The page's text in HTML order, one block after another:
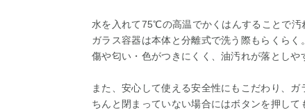
水を入れて75℃の高温でかくはんすることで汚
ガラス容器は本体と分離式で洗う際もらくらく。
傷や匂い・色がつきにくく、油汚れが落としや
また、安心して使える安全性にもこだわり、
ちんと閉まっていない場合にはボタンを押し